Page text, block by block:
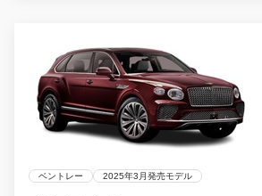
ベントレー 2025年3月発売モデル